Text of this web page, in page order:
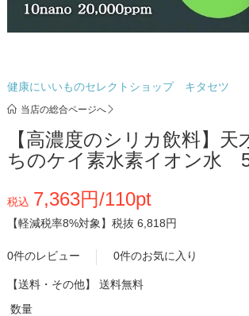
健康にいいものセレクトショップ キタセツ
当店の総合ページへ
【高濃度のシリカ飲料】天
ちのケイ素水素イオン水
税込 7,363円/110pt
【軽減税率8%対象】 税抜 6,818円
0件のレビュー 0件のお気に入り
【送料・その他】 送料無料
数量